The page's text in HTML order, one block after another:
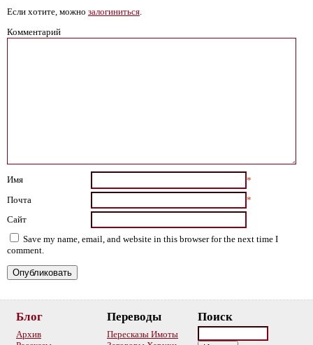
Если хотите, можно залогиниться
Комментарий
Имя
*
Почта
*
Сайт
Save my name, email, and website in this browser for the next time I
comment.
Блог
Архив
Переводы
Пересказы Имоты
Поиск